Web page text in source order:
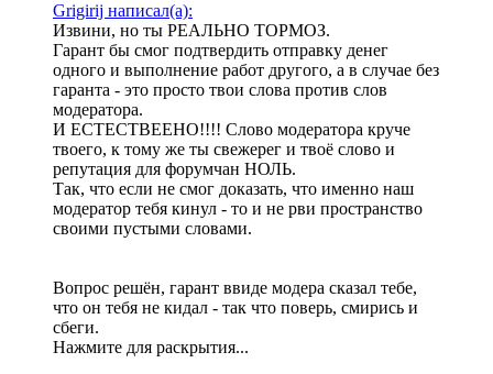
Grigirij написал(а):
Извини, но ты РЕАЛЬНО ТОРМОЗ.
Гарант бы смог подтвердить отправку денег
одного и выполнение работ другого, а в случае без
гаранта - это просто твои слова против слов
модератора.
И ЕСТЕСТВЕЕНО!!!! Слово модератора круче
твоего, к тому же ты свежерег и твоё слово и
репутация для форумчан НОЛЬ.
Так, что если не смог доказать, что именно наш
модератор тебя кинул - то и не рви пространство
своими пустыми словами.
Вопрос решён, гарант ввиде модера сказал тебе,
что он тебя не кидал - так что поверь, смирись и
сбеги.
Нажмите для раскрытия...